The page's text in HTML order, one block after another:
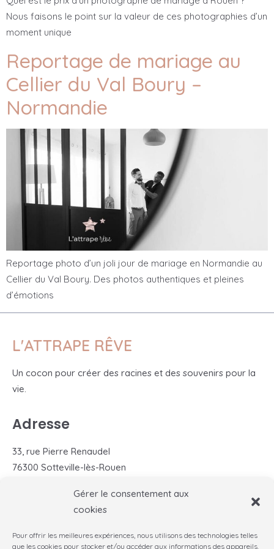
Gérer le consentement aux
cookies
Pour offrir les meilleures expériences, nous utilisons des technologies telles
que les cookies pour stocker et/ou accéder aux informations des appareils.
Nous faisons le point sur la valeur de ces photographies d’un
moment unique
Reportage de mariage au
Cellier du Val Boury –
Normandie
Reportage photo d’un joli jour de mariage en Normandie au
Cellier du Val Boury. Des photos authentiques et pleines
d’émotions
L'ATTRAPE RÊVE
Un cocon pour créer des racines et des souvenirs pour la
vie.
Adresse
33, rue Pierre Renaudel
76300 Sotteville-lès-Rouen
Me contacter
contact@lattrapereve.com